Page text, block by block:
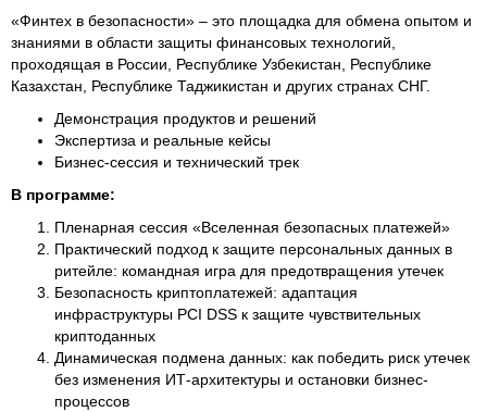
«Финтех в безопасности» – это площадка для обмена опытом и
знаниями в области защиты финансовых технологий,
проходящая в России, Республике Узбекистан, Республике
Казахстан, Республике Таджикистан и других странах СНГ.
Демонстрация продуктов и решений
Экспертиза и реальные кейсы
Бизнес-сессия и технический трек
В программе:
Пленарная сессия «Вселенная безопасных платежей»
Практический подход к защите персональных данных в
ритейле: командная игра для предотвращения утечек
Безопасность криптоплатежей: адаптация
инфраструктуры PCI DSS к защите чувствительных
криптоданных
Динамическая подмена данных: как победить риск утечек
без изменения ИТ-архитектуры и остановки бизнес-
процессов